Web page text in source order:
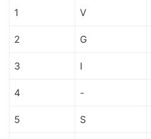
1 V
2 G
3 I
4 -
5 S